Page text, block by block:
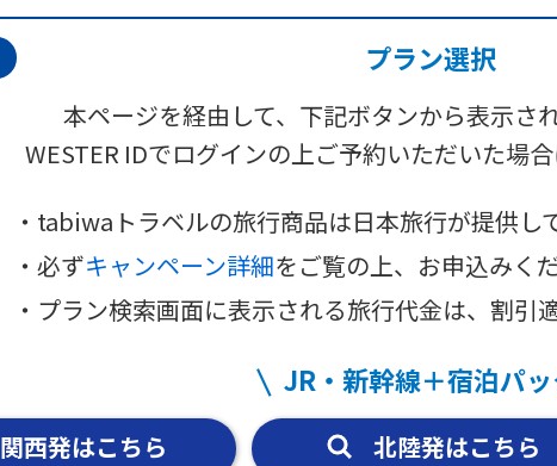
プラン選択
本ページを経由して、 下記ボタンから表示さ
WESTER IDでログインの上ご予約いただいた場合
・tabiwaトラベルの旅行商品は日本旅行が提供し
・必ずキャンペーン詳細をご覧の上、お申込みくだ
・プラン検索画面に表示される旅行代金は、割引
JR・新幹線＋宿泊パ
関西発はこちら 北陸発はこちら